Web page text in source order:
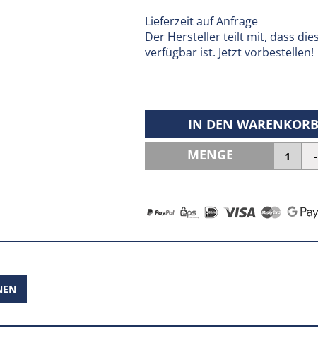
Lieferzeit auf Anfrage
Der Hersteller teilt mit, dass
verfügbar ist. Jetzt vorbestellen!
IN DEN WARENKORB
MENGE